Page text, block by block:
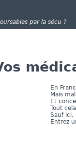
par la sécu ?
En
Mais
Et
Tout
Sauf ici.
Entrez